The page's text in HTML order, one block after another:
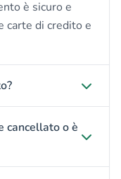
è sicuro e
carte di credito e
cancellato o è